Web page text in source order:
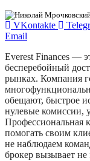
VKontakte
Email
Everest Finances —
бесперебойный
рынках. Компания
обещают, быстрое
нулевые комиссии,
Профессиональная
помогать своим
не наблюдаем
брокер вызывает